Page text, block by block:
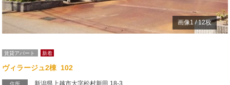
画像1/12枚
賃貸アパート 新着
ヴィラージュ2棟 102
住所 新潟県上越市大字松村新田 18-3